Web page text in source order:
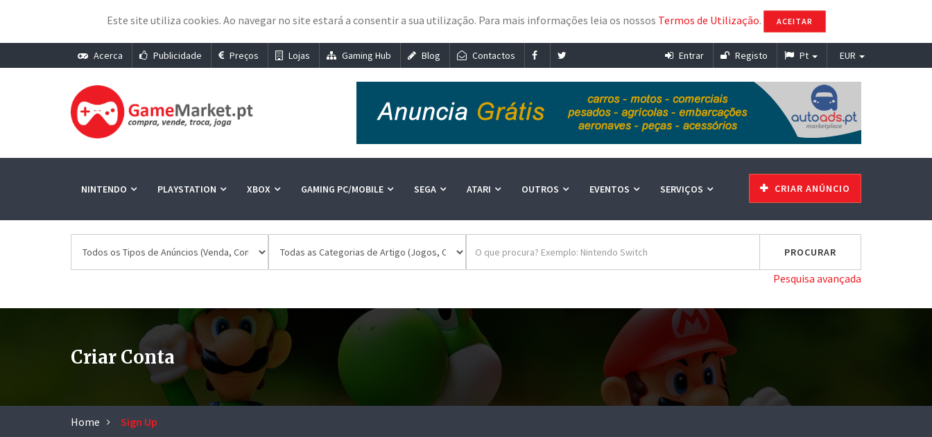
Este site utiliza cookies. Ao navegar no site estará a consentir a sua utilização. Para mais informações leia os nossos Termos de Utilização. ACEITAR
Acerca Publicidade Preços Lojas Gaming Hub Blog Contactos Entrar Registo Pt EUR
NINTENDO PLAYSTATION XBOX GAMING PC/MOBILE SEGA ATARI OUTROS EVENTOS SERVIÇOS CRIAR ANÚNCIO
Pesquisa avançada
Criar Conta
Home Sign Up